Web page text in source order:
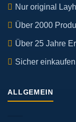
Nur original
Über 2000
Über 25 Jahre
Sicher
ALLGEMEIN